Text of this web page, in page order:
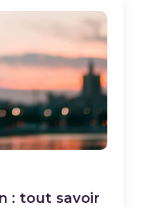
: tout savoir